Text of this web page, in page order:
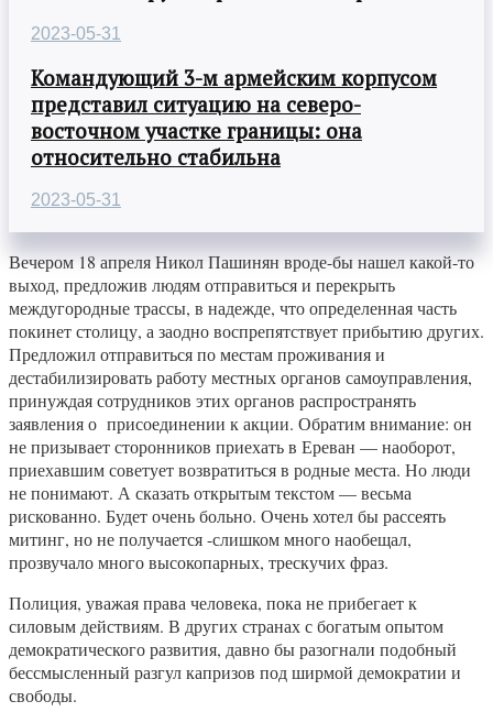
2023-05-31
Командующий 3-м армейским корпусом
представил ситуацию на северо-
восточном участке границы: она
относительно стабильна
2023-05-31
Вечером 18 апреля Никол Пашинян вроде-бы нашел какой-то
выход, предложив людям отправиться и перекрыть
междугородные трассы, в надежде, что определенная часть
покинет столицу, а заодно воспрепятствует прибытию других.
Предложил отправиться по местам проживания и
дестабилизировать работу местных органов самоуправления,
принуждая сотрудников этих органов распространять
заявления о присоединении к акции. Обратим внимание: он
не призывает сторонников приехать в Ереван — наоборот,
приехавшим советует возвратиться в родные места. Но люди
не понимают. А сказать открытым текстом — весьма
рискованно. Будет очень больно. Очень хотел бы рассеять
митинг, но не получается -слишком много наобещал,
прозвучало много высокопарных, трескучих фраз.
Полиция, уважая права человека, пока не прибегает к
силовым действиям. В других странах с богатым опытом
демократического развития, давно бы разогнали подобный
бессмысленный разгул капризов под ширмой демократии и
свободы.